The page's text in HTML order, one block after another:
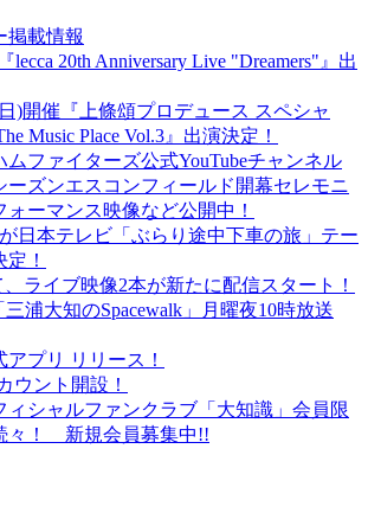
掲載情報
lecca 20th Anniversary Live "Dreamers"』出
)開催『上條頌プロデュース スペシャ
Music Place Vol.3』出演決定！
ムファイターズ公式YouTubeチャンネル
ーズンエスコンフィールド開幕セレモニ
ォーマンス映像など公開中！
が日本テレビ「ぶらり途中下車の旅」テー
！
ライブ映像2本が新たに配信スタート！
浦大知のSpacewalk」月曜夜10時放送
プリ リリース！
ウント開設！
ィシャルファンクラブ「大知識」会員限
々！ 新規会員募集中!!